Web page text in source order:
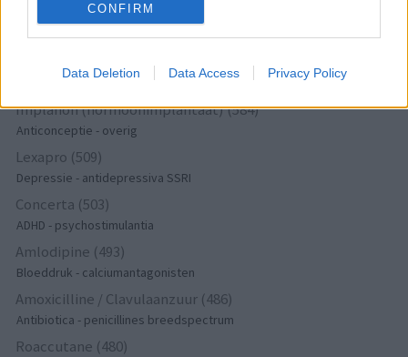
CONFIRM
Data Deletion Data Access Privacy Policy
Wellbutrin XR (646)
Verslavingsziekten
Diabetes (suikerziekte) - orale middelen
Implanon (hormoonimplantaat) (584)
Anticonceptie - overig
Lexapro (509)
Depressie - antidepressiva SSRI
Concerta (503)
ADHD - psychostimulantia
Amlodipine (493)
Bloeddruk - calciumantagonisten
Amoxicilline / Clavulaanzuur (486)
Antibiotica - penicillines breedspectrum
Roaccutane (480)